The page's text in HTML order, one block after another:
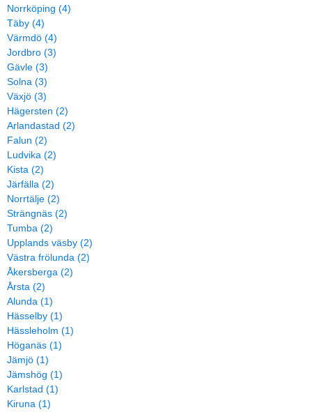
Norrköping (4)
Täby (4)
Värmdö (4)
Jordbro (3)
Gävle (3)
Solna (3)
Växjö (3)
Hägersten (2)
Arlandastad (2)
Falun (2)
Ludvika (2)
Kista (2)
Järfälla (2)
Norrtälje (2)
Strängnäs (2)
Tumba (2)
Upplands väsby (2)
Västra frölunda (2)
Åkersberga (2)
Årsta (2)
Alunda (1)
Hässelby (1)
Hässleholm (1)
Höganäs (1)
Jämjö (1)
Jämshög (1)
Karlstad (1)
Kiruna (1)